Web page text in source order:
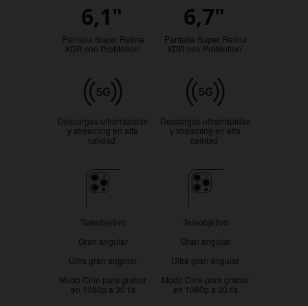
Resumen
6,1"
Pantalla Super Retina
XDR con ProMotion
6,7"
Pantalla Super Retina
XDR con ProMotion
Redes
móviles
Descargas ultrarrápidas
y streaming en alta
calidad
Descargas ultrarrápidas
y streaming en alta
calidad
Cámara
Teleobjetivo
Gran angular
Ultra gran angular
Modo Cine para grabar
en 1080p a 30 f/s
Teleobjetivo
Gran angular
Ultra gran angular
Modo Cine para grabar
en 1080p a 30 f/s